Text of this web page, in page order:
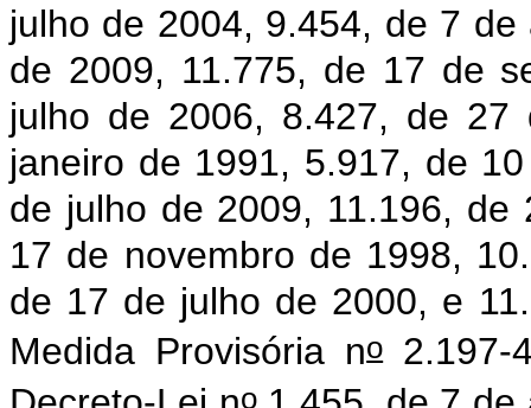
julho de 2004, 9.454, de 7
de 2009, 11.775, de 17 de
julho de 2006, 8.427, de
janeiro de 1991, 5.917, de
de julho de 2009, 11.196,
17 de novembro de 1998,
de 17 de julho de 2000, e
Medida Provisória no2.197-
o